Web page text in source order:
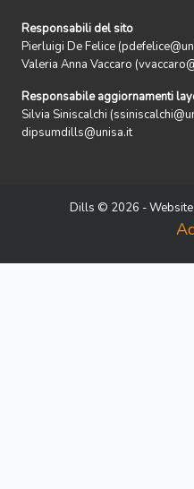
Responsabili del sito
Pierluigi De Felice
Valeria Anna Vaccaro
Responsabile aggiornamenti
Silvia Siniscalchi
dipsumdills@unisa.it
Dills © 2026 - Website